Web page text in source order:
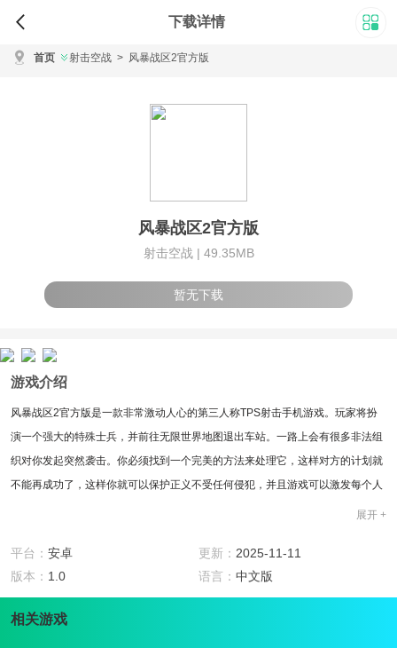
下载详情
首页 射击空战 > 风暴战区2官方版
风暴战区2官方版
射击空战 | 49.35MB
暂无下载
游戏介绍
风暴战区2官方版是一款非常激动人心的第三人称TPS射击手机游戏。玩家将扮
演一个强大的特殊士兵，并前往无限世界地图退出车站。一路上会有很多非法组
织对你发起突然袭击。你必须找到一个完美的方法来处理它，这样对方的计划就
不能再成功了，这样你就可以保护正义不受任何侵犯，并且游戏可以激发每个人
1、风暴战区2官方版采用3D图形真实模拟场景，体验无与伦比的刺激带来的极
端挑战;
2、收集大量战斗武器装备，一步一步走向战场;
3、在前面射击许多敌人，用强大的狙击手击败对手指挥官;
展开 +
平台： 安卓 更新： 2025-11-11
版本： 1.0 语言： 中文版
相关游戏